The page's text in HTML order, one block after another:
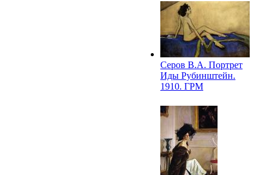
Серов В.А. Портрет
Иды Рубинштейн.
1910. ГРМ